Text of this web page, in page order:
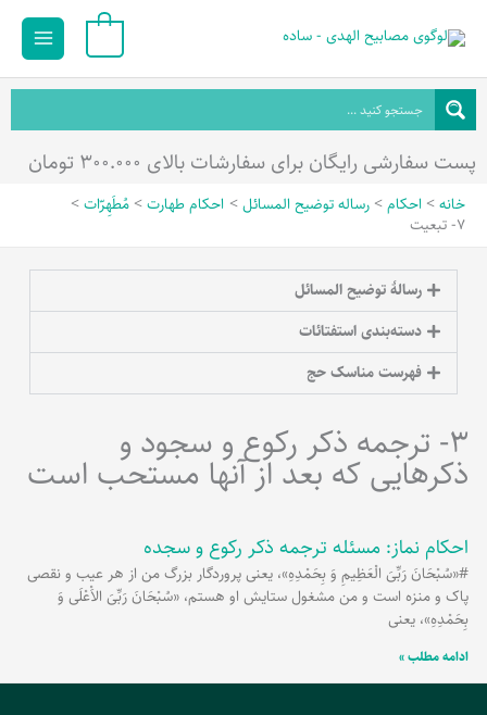
محتوا
Main
پست سفارشی رایگان برای سفارشات بالای ۳۰۰.۰۰۰ تومان
خانه احکام رساله توضیح المسائل احکام طهارت
مُطَهِرّات
7- تبعیت
رسالۀ توضیح المسائل
دسته‌بندی استفتائات
فهرست مناسک حج
3- ترجمه ذکر رکوع و سجود و
ذکرهایی که بعد از آنها مستحب است
احکام نماز: مسئله ترجمه ذکر رکوع و سجده
#«سُبْحَانَ رَبِّیَ الْعَظِیمِ وَ بِحَمْدِهِ»، یعنی پروردگار بزرگ من از هر عیب و نقصی
پاک و منزه است و من مشغول ستایش او هستم، «سُبْحَانَ رَبِّیَ الاَْعْلَی وَ
بِحَمْدِهِ»، یعنی
ادامه مطلب »